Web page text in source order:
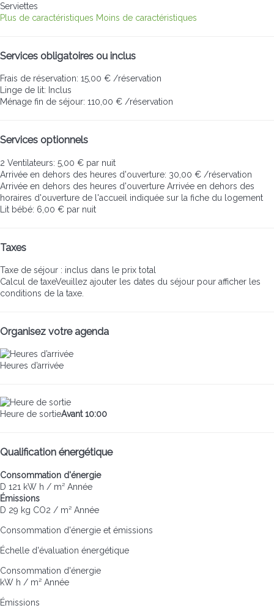
Serviettes
Plus de caractéristiques Moins de caractéristiques
Services obligatoires ou inclus
Frais de réservation: 15,00 € /réservation
Linge de lit: Inclus
Ménage fin de séjour: 110,00 € /réservation
Services optionnels
2 Ventilateurs: 5,00 € par nuit
Arrivée en dehors des heures d'ouverture: 30,00 € /réservation
Arrivée en dehors des heures d'ouverture Arrivée en dehors des
horaires d'ouverture de l'accueil indiquée sur la fiche du logement
Lit bébé: 6,00 € par nuit
Taxes
Taxe de séjour : inclus dans le prix total
Calcul de taxeVeuillez ajouter les dates du séjour pour afficher les
conditions de la taxe.
Organisez votre agenda
Heures d’arrivée
Heure de sortieAvant 10:00
Qualification énergétique
Consommation d'énergie
D 121 kW h / m² Année
Émissions
D 29 kg CO2 / m² Année
Consommation d'énergie et émissions
Échelle d'évaluation énergétique
Consommation d'énergie
kW h / m² Année
Émissions